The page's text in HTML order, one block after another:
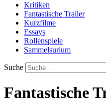
Kritiken
Fantastische Trailer
Kurzfilme
Essays
Rollenspiele
Sammelsurium
Suche
Fantastische